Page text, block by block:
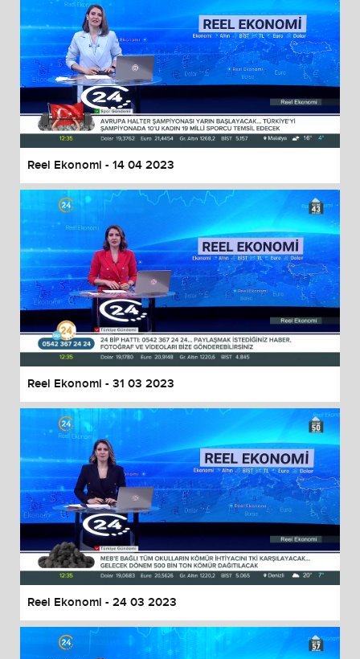
Reel Ekonomi - 14 04 2023
Reel Ekonomi - 31 03 2023
Reel Ekonomi - 24 03 2023